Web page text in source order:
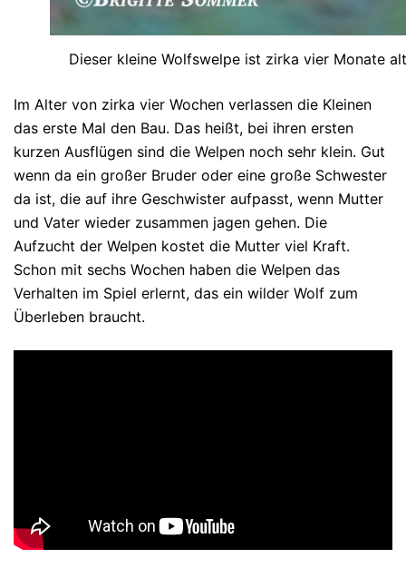
Dieser kleine Wolfswelpe ist zirka vier Monate
Im Alter von zirka vier Wochen verlassen die Kleinen
das erste Mal den Bau. Das heißt, bei ihren ersten
kurzen Ausflügen sind die Welpen noch sehr klein. Gut
wenn da ein großer Bruder oder eine große Schwester
da ist, die auf ihre Geschwister aufpasst, wenn Mutter
und Vater wieder zusammen jagen gehen. Die
Aufzucht der Welpen kostet die Mutter viel Kraft.
Schon mit sechs Wochen haben die Welpen das
Verhalten im Spiel erlernt, das ein wilder Wolf zum
Überleben braucht.